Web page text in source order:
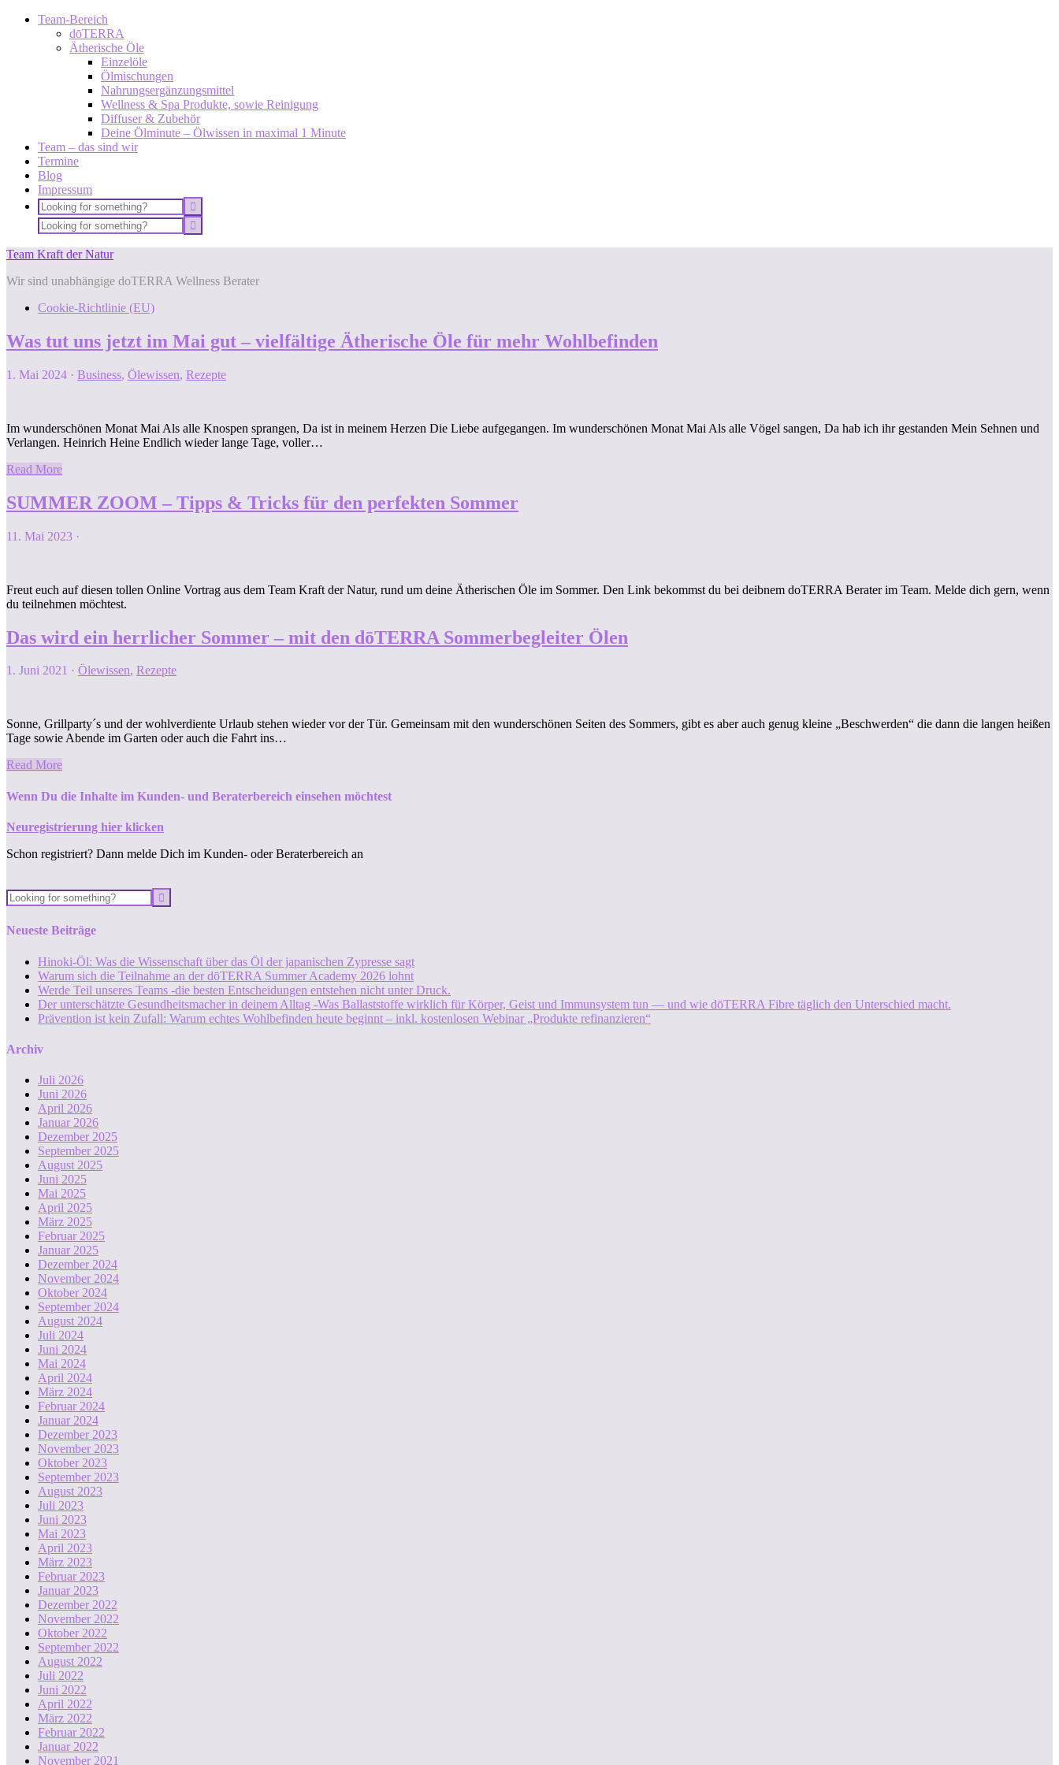
Team-Bereich
dōTERRA
Ätherische Öle
Einzelöle
Ölmischungen
Nahrungsergänzungsmittel
Wellness & Spa Produkte, sowie Reinigung
Diffuser & Zubehör
Deine Ölminute – Ölwissen in maximal 1 Minute
Team – das sind wir
Termine
Blog
Impressum
Team Kraft der Natur
Wir sind unabhängige doTERRA Wellness Berater
Cookie-Richtlinie (EU)
Was tut uns jetzt im Mai gut – vielfältige Ätherische Öle für mehr Wohlbefinden
1. Mai 2024 · Business, Ölewissen, Rezepte
Im wunderschönen Monat Mai Als alle Knospen sprangen, Da ist in meinem Herzen Die Liebe aufgegangen. Im wunderschönen Monat Mai Als alle Vögel sangen, Da hab ich ihr gestanden Mein Sehnen und
Verlangen. Heinrich Heine Endlich wieder lange Tage, voller…
Read More
SUMMER ZOOM – Tipps & Tricks für den perfekten Sommer
11. Mai 2023 ·
Freut euch auf diesen tollen Online Vortrag aus dem Team Kraft der Natur, rund um deine Ätherischen Öle im Sommer. Den Link bekommst du bei deibnem doTERRA Berater im Team. Melde dich gern, wenn
du teilnehmen möchtest.
Das wird ein herrlicher Sommer – mit den dōTERRA Sommerbegleiter Ölen
1. Juni 2021 · Ölewissen, Rezepte
Sonne, Grillparty´s und der wohlverdiente Urlaub stehen wieder vor der Tür. Gemeinsam mit den wunderschönen Seiten des Sommers, gibt es aber auch genug kleine „Beschwerden“ die dann die langen heißen
Tage sowie Abende im Garten oder auch die Fahrt ins…
Read More
Wenn Du die Inhalte im Kunden- und Beraterbereich einsehen möchtest
Neuregistrierung hier klicken
Schon registriert? Dann melde Dich im Kunden- oder Beraterbereich an
Neueste Beiträge
Hinoki-Öl: Was die Wissenschaft über das Öl der japanischen Zypresse sagt
Warum sich die Teilnahme an der dōTERRA Summer Academy 2026 lohnt
Werde Teil unseres Teams -die besten Entscheidungen entstehen nicht unter Druck.
Der unterschätzte Gesundheitsmacher in deinem Alltag -Was Ballaststoffe wirklich für Körper, Geist und Immunsystem tun — und wie dōTERRA Fibre täglich den Unterschied macht.
Prävention ist kein Zufall: Warum echtes Wohlbefinden heute beginnt – inkl. kostenlosen Webinar „Produkte refinanzieren“
Archiv
Juli 2026
Juni 2026
April 2026
Januar 2026
Dezember 2025
September 2025
August 2025
Juni 2025
Mai 2025
April 2025
März 2025
Februar 2025
Januar 2025
Dezember 2024
November 2024
Oktober 2024
September 2024
August 2024
Juli 2024
Juni 2024
Mai 2024
April 2024
März 2024
Februar 2024
Januar 2024
Dezember 2023
November 2023
Oktober 2023
September 2023
August 2023
Juli 2023
Juni 2023
Mai 2023
April 2023
März 2023
Februar 2023
Januar 2023
Dezember 2022
November 2022
Oktober 2022
September 2022
August 2022
Juli 2022
Juni 2022
April 2022
März 2022
Februar 2022
Januar 2022
November 2021